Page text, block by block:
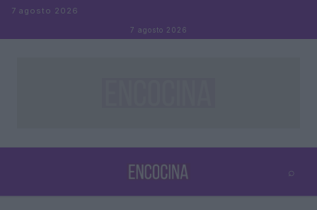
Saltar al contenido
7 agosto 2026
7 agosto 2026
⌕